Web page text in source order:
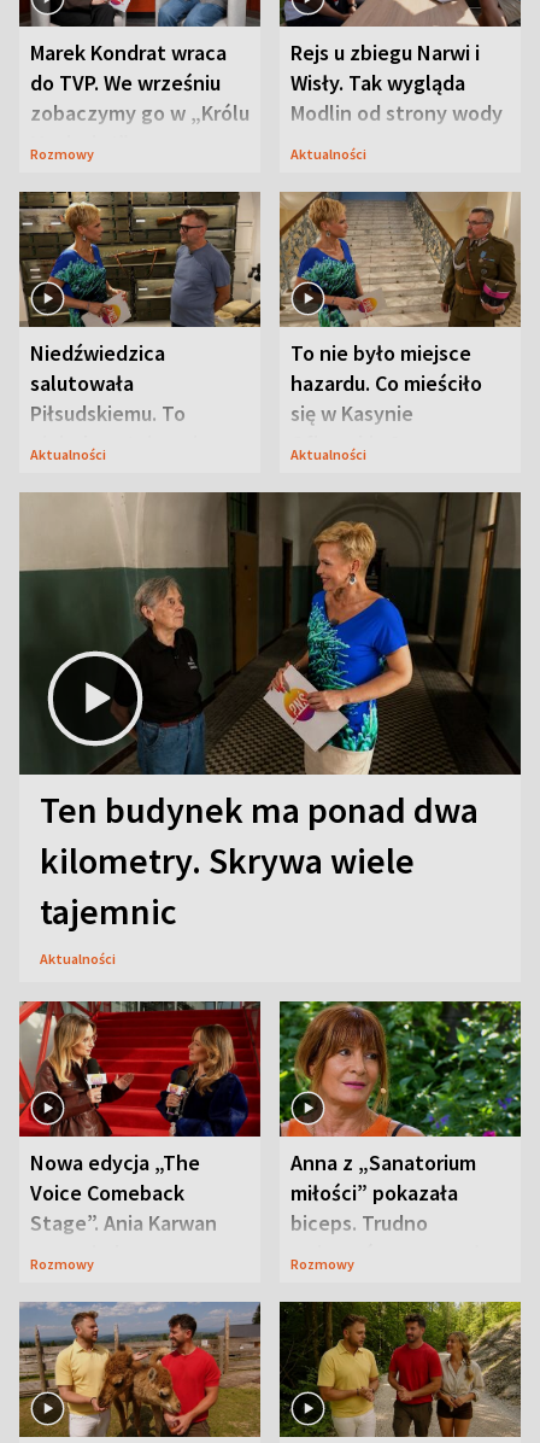
Marek Kondrat wraca
do TVP. We wrześniu
zobaczymy go w „Królu
Maciusiu I”
Rozmowy
Rejs u zbiegu Narwi i
Wisły. Tak wygląda
Modlin od strony wody
Aktualności
Niedźwiedzica
salutowała
Piłsudskiemu. To
niejedyna tajemnica
Aktualności
To nie było miejsce
hazardu. Co mieściło
się w Kasynie
Oficerskim?
Aktualności
Ten budynek ma ponad dwa
kilometry. Skrywa wiele
tajemnic
Aktualności
Nowa edycja „The
Voice Comeback
Stage”. Ania Karwan
zapowiada
Rozmowy
Anna z „Sanatorium
miłości” pokazała
biceps. Trudno
uwierzyć, co przeszła
Rozmowy